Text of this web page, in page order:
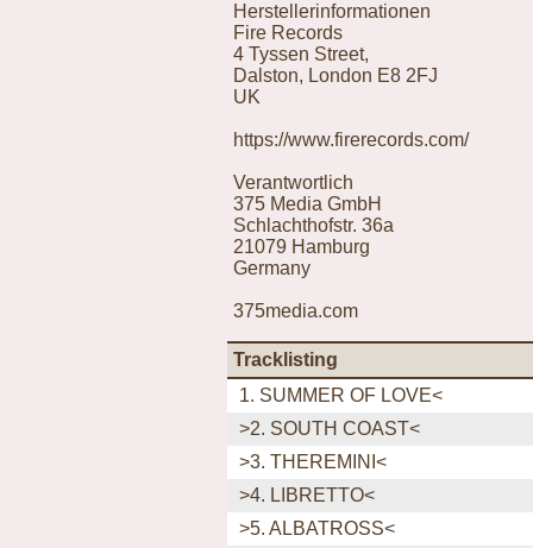
Herstellerinformationen
Fire Records
4 Tyssen Street,
Dalston, London E8 2FJ
UK
https://www.firerecords.com/
Verantwortlich
375 Media GmbH
Schlachthofstr. 36a
21079 Hamburg
Germany
375media.com
Tracklisting
1. SUMMER OF LOVE<
>2. SOUTH COAST<
>3. THEREMINI<
>4. LIBRETTO<
>5. ALBATROSS<